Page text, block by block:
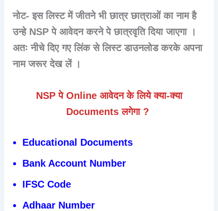
नोट- इस लिस्ट में जीतने भी छात्र छात्राओं का नाम है
उन्हे NSP पे आवेदन करने पे छात्रवृति दिया जाएगा ।
अतः नीचे दिए गए लिंक से लिस्ट डाउनलोड करके अपना
नाम जरूर देख लें ।
NSP पे Online आवेदन के लिये क्या-क्या
Documents लगेगा ?
Educational Documents
Bank Account Number
IFSC Code
Adhaar Number